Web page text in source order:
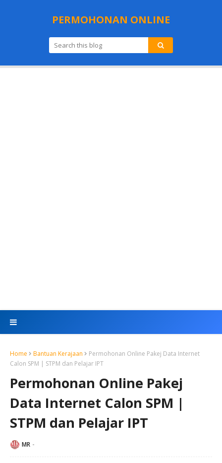
PERMOHONAN ONLINE
Home Bantuan Kerajaan
Permohonan Online Pakej Data Internet
Calon SPM | STPM dan Pelajar IPT
Permohonan Online Pakej
Data Internet Calon SPM |
STPM dan Pelajar IPT
MR